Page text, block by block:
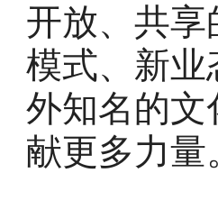
开放、共
模式、新
外知名的
献更多力量